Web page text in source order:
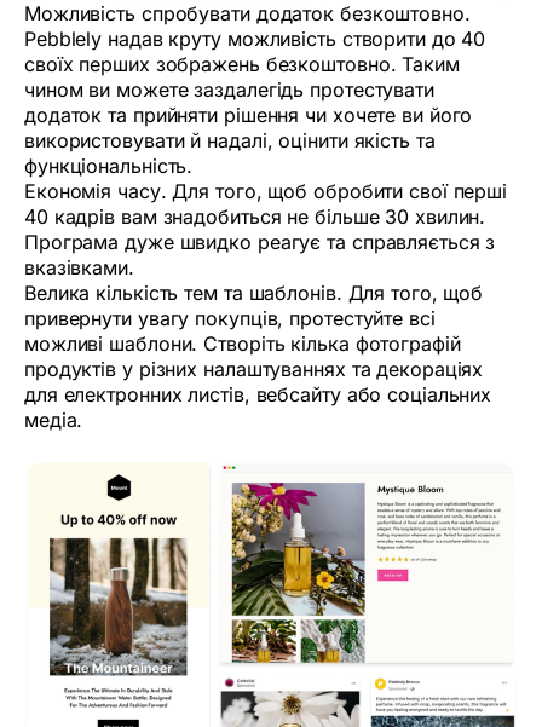
Можливість спробувати додаток безкоштовно.
Pebblely надав круту можливість створити до 40
своїх перших зображень безкоштовно. Таким
чином ви можете заздалегідь протестувати
додаток та прийняти рішення чи хочете ви його
використовувати й надалі, оцінити якість та
функціональність.
Економія часу. Для того, щоб обробити свої перші
40 кадрів вам знадобиться не більше 30 хвилин.
Програма дуже швидко реагує та справляється з
вказівками.
Велика кількість тем та шаблонів. Для того, щоб
привернути увагу покупців, протестуйте всі
можливі шаблони. Створіть кілька фотографій
продуктів у різних налаштуваннях та декораціях
для електронних листів, вебсайту або соціальних
медіа.